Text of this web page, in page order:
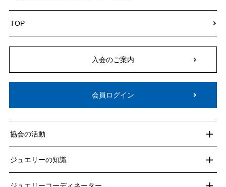
TOP
入会のご案内
会員ログイン
協会の活動
ジュエリーの知識